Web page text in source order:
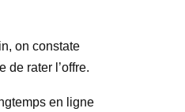
on constate
rater l’offre.
en ligne